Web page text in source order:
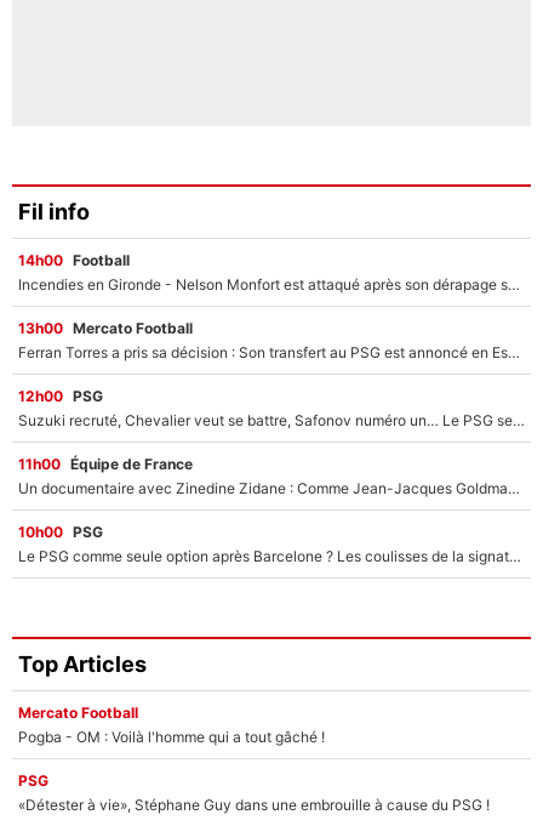
Fil info
14h00 Football
Incendies en Gironde - Nelson Monfort est attaqué après son dérapage sur CNews : «Et lui, il prend combien pour parler dans un studio climatisé?»
13h00 Mercato Football
Ferran Torres a pris sa décision : Son transfert au PSG est annoncé en Espagne !
12h00 PSG
Suzuki recruté, Chevalier veut se battre, Safonov numéro un… Le PSG se lance encore dans un gros chantier pour le poste de gardien de but
11h00 Équipe de France
Un documentaire avec Zinedine Zidane : Comme Jean-Jacques Goldman et Mylène Farmer, le nouveau sélectionneur de l'équipe de France a recalé une journaliste très connue
10h00 PSG
Le PSG comme seule option après Barcelone ? Les coulisses de la signature historique de Lionel Messi sont révélées au grand jour !
Top Articles
Mercato Football
Pogba - OM : Voilà l'homme qui a tout gâché !
PSG
«Détester à vie», Stéphane Guy dans une embrouille à cause du PSG !